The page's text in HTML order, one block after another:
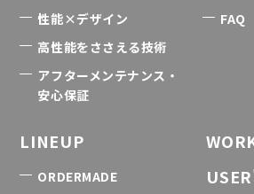
性能×デザイン
高性能をささえる技術
アフターメンテナンス・
安心保証
FAQ
LINEUP
ORDERMADE